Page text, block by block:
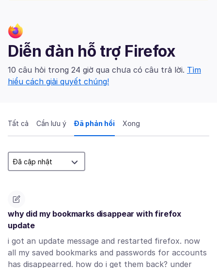
Diễn đàn hỗ trợ Firefox
10 câu hỏi trong 24 giờ qua chưa có câu trả lời. Tìm
hiểu cách giải quyết chúng!
Tất cả Cần lưu ý Đã phản hồi Xong
why did my bookmarks disappear with firefox
update
i got an update message and restarted firefox. now
all my saved bookmarks and passwords for accounts
has disappearred. how do i get them back? under